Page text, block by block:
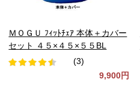
ＭＯＧＵ ﾌｨｯﾄﾁｪｱ 本体＋カバー
セット ４５×４５×５５BL
(3)
9,900円